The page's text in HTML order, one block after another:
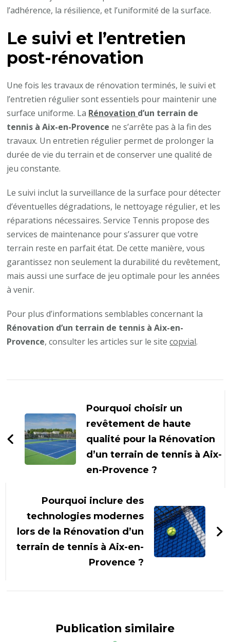
l’adhérence, la résilience, et l’uniformité de la surface.
Le suivi et l’entretien
post-rénovation
Une fois les travaux de rénovation terminés, le suivi et
l’entretien régulier sont essentiels pour maintenir une
surface uniforme. La Rénovation d’un terrain de
tennis à Aix-en-Provence ne s’arrête pas à la fin des
travaux. Un entretien régulier permet de prolonger la
durée de vie du terrain et de conserver une qualité de
jeu constante.
Le suivi inclut la surveillance de la surface pour détecter
d’éventuelles dégradations, le nettoyage régulier, et les
réparations nécessaires. Service Tennis propose des
services de maintenance pour s’assurer que votre
terrain reste en parfait état. De cette manière, vous
garantissez non seulement la durabilité du revêtement,
mais aussi une surface de jeu optimale pour les années
à venir.
Pour plus d’informations semblables concernant la
Rénovation d’un terrain de tennis à Aix-en-
Provence, consulter les articles sur le sitecopvial.
d'article
Pourquoi choisir un
revêtement de haute
qualité pour la Rénovation
d’un terrain de tennis à Aix-
en-Provence ?
Pourquoi inclure des
technologies modernes
lors de la Rénovation d’un
terrain de tennis à Aix-en-
Provence ?
Publication similaire